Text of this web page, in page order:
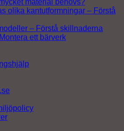
material behövs?
olika kantutformningar – Förstå
– Förstå skillnaderna
ett bärverk